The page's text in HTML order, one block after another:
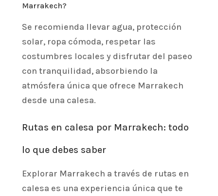
Marrakech?
Se recomienda llevar agua, protección
solar, ropa cómoda, respetar las
costumbres locales y disfrutar del paseo
con tranquilidad, absorbiendo la
atmósfera única que ofrece Marrakech
desde una calesa.
Rutas en calesa por Marrakech: todo
lo que debes saber
Explorar Marrakech a través de rutas en
calesa es una experiencia única que te